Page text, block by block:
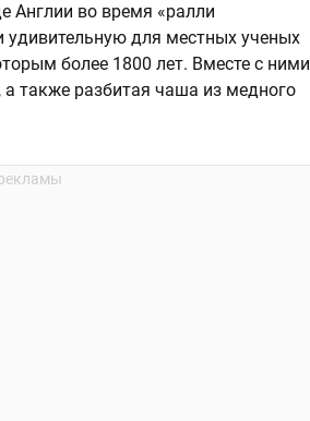
Англии во время «ралли
удивительную для местных ученых
более 1800 лет. Вместе с ними
также разбитая чаша из медного